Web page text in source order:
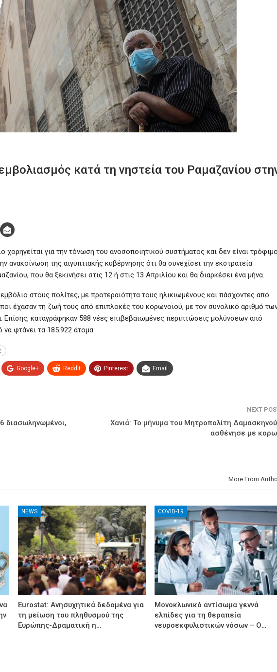
κατά τη νηστεία του Ραμαζανίου
χορηγείται για την τόνωση του ανοσοποιητικού συστήματος και δεν είναι
ανακοίνωση της αιγυπτιακής κυβέρνησης ότι θα συνεχίσει την εκστρατεία
που θα ξεκινήσει στις 12 ή στις 13 Απριλίου και θα διαρκέσει ένα μήνα.
στους πολίτες, με προτεραιότητα τους ηλικιωμένους και πάσχοντες από
έχασαν τη ζωή τους από επιπλοκές του κορωνοϊού, με τον συνολικό αριθμό
Επίσης, καταγράφηκαν 588 νέες επιβεβαιωμένες περιπτώσεις μολύνσεων από
φτάνει τα 185.922 άτομα.
Google+ ReddIt Pinterest Email
διασωληνωμένοι,
NEXT
Χανιά: Το μήνυμα του Μητροπολίτη
ασθένησε με
More From
NEWS
Eurostat: Ανησυχητικά δεδομένα για
τη μείωση του πληθυσμού της
Ευρώπης-Δραματική η…
COVID-19
Μονοκλωνικό αντίσωμα γεννά
ελπίδες για τη θεραπεία
νευροεκφυλιστικών νόσων – Ο…